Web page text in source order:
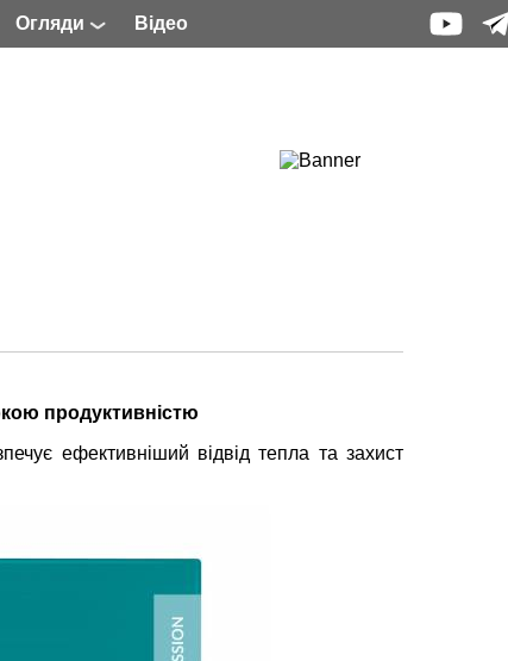
Огляди Відео
продуктивністю
ефективніший відвід тепла та захист